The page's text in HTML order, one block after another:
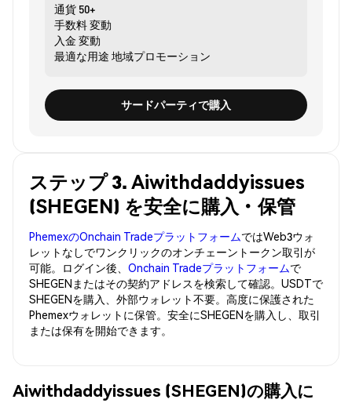
通貨 50+
手数料変動
入金 変動
最適な用途 地域プロモーション
サードパーティで購入
ステップ 3. Aiwithdaddyissues
(SHEGEN) を安全に購入・保管
PhemexのOnchain TradeプラットフォームではWeb3ウォ
レットなしでワンクリックのオンチェーントークン取引が
可能。ログイン後、 Onchain Tradeプラットフォームで
SHEGENまたはその契約アドレスを検索して確認。USDTで
SHEGENを購入、外部ウォレット不要。高度に保護された
Phemexウォレットに保管。安全にSHEGENを購入し、取引
または保有を開始できます。
Aiwithdaddyissues (SHEGEN)の購入に